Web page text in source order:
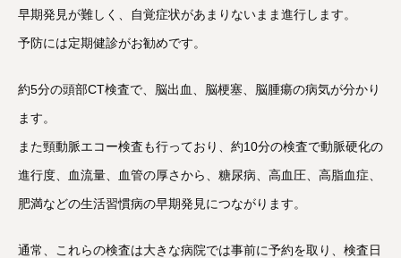
早期発見が難しく、自覚症状があまりないまま進行します。
予防には定期健診がお勧めです。
約5分の頭部CT検査で、脳出血、脳梗塞、脳腫瘍の病気が分かり
ます。
また頸動脈エコー検査も行っており、約10分の検査で動脈硬化の
進行度、血流量、血管の厚さから、糖尿病、高血圧、高脂血症、
肥満などの生活習慣病の早期発見につながります。
通常、これらの検査は大きな病院では事前に予約を取り、検査日